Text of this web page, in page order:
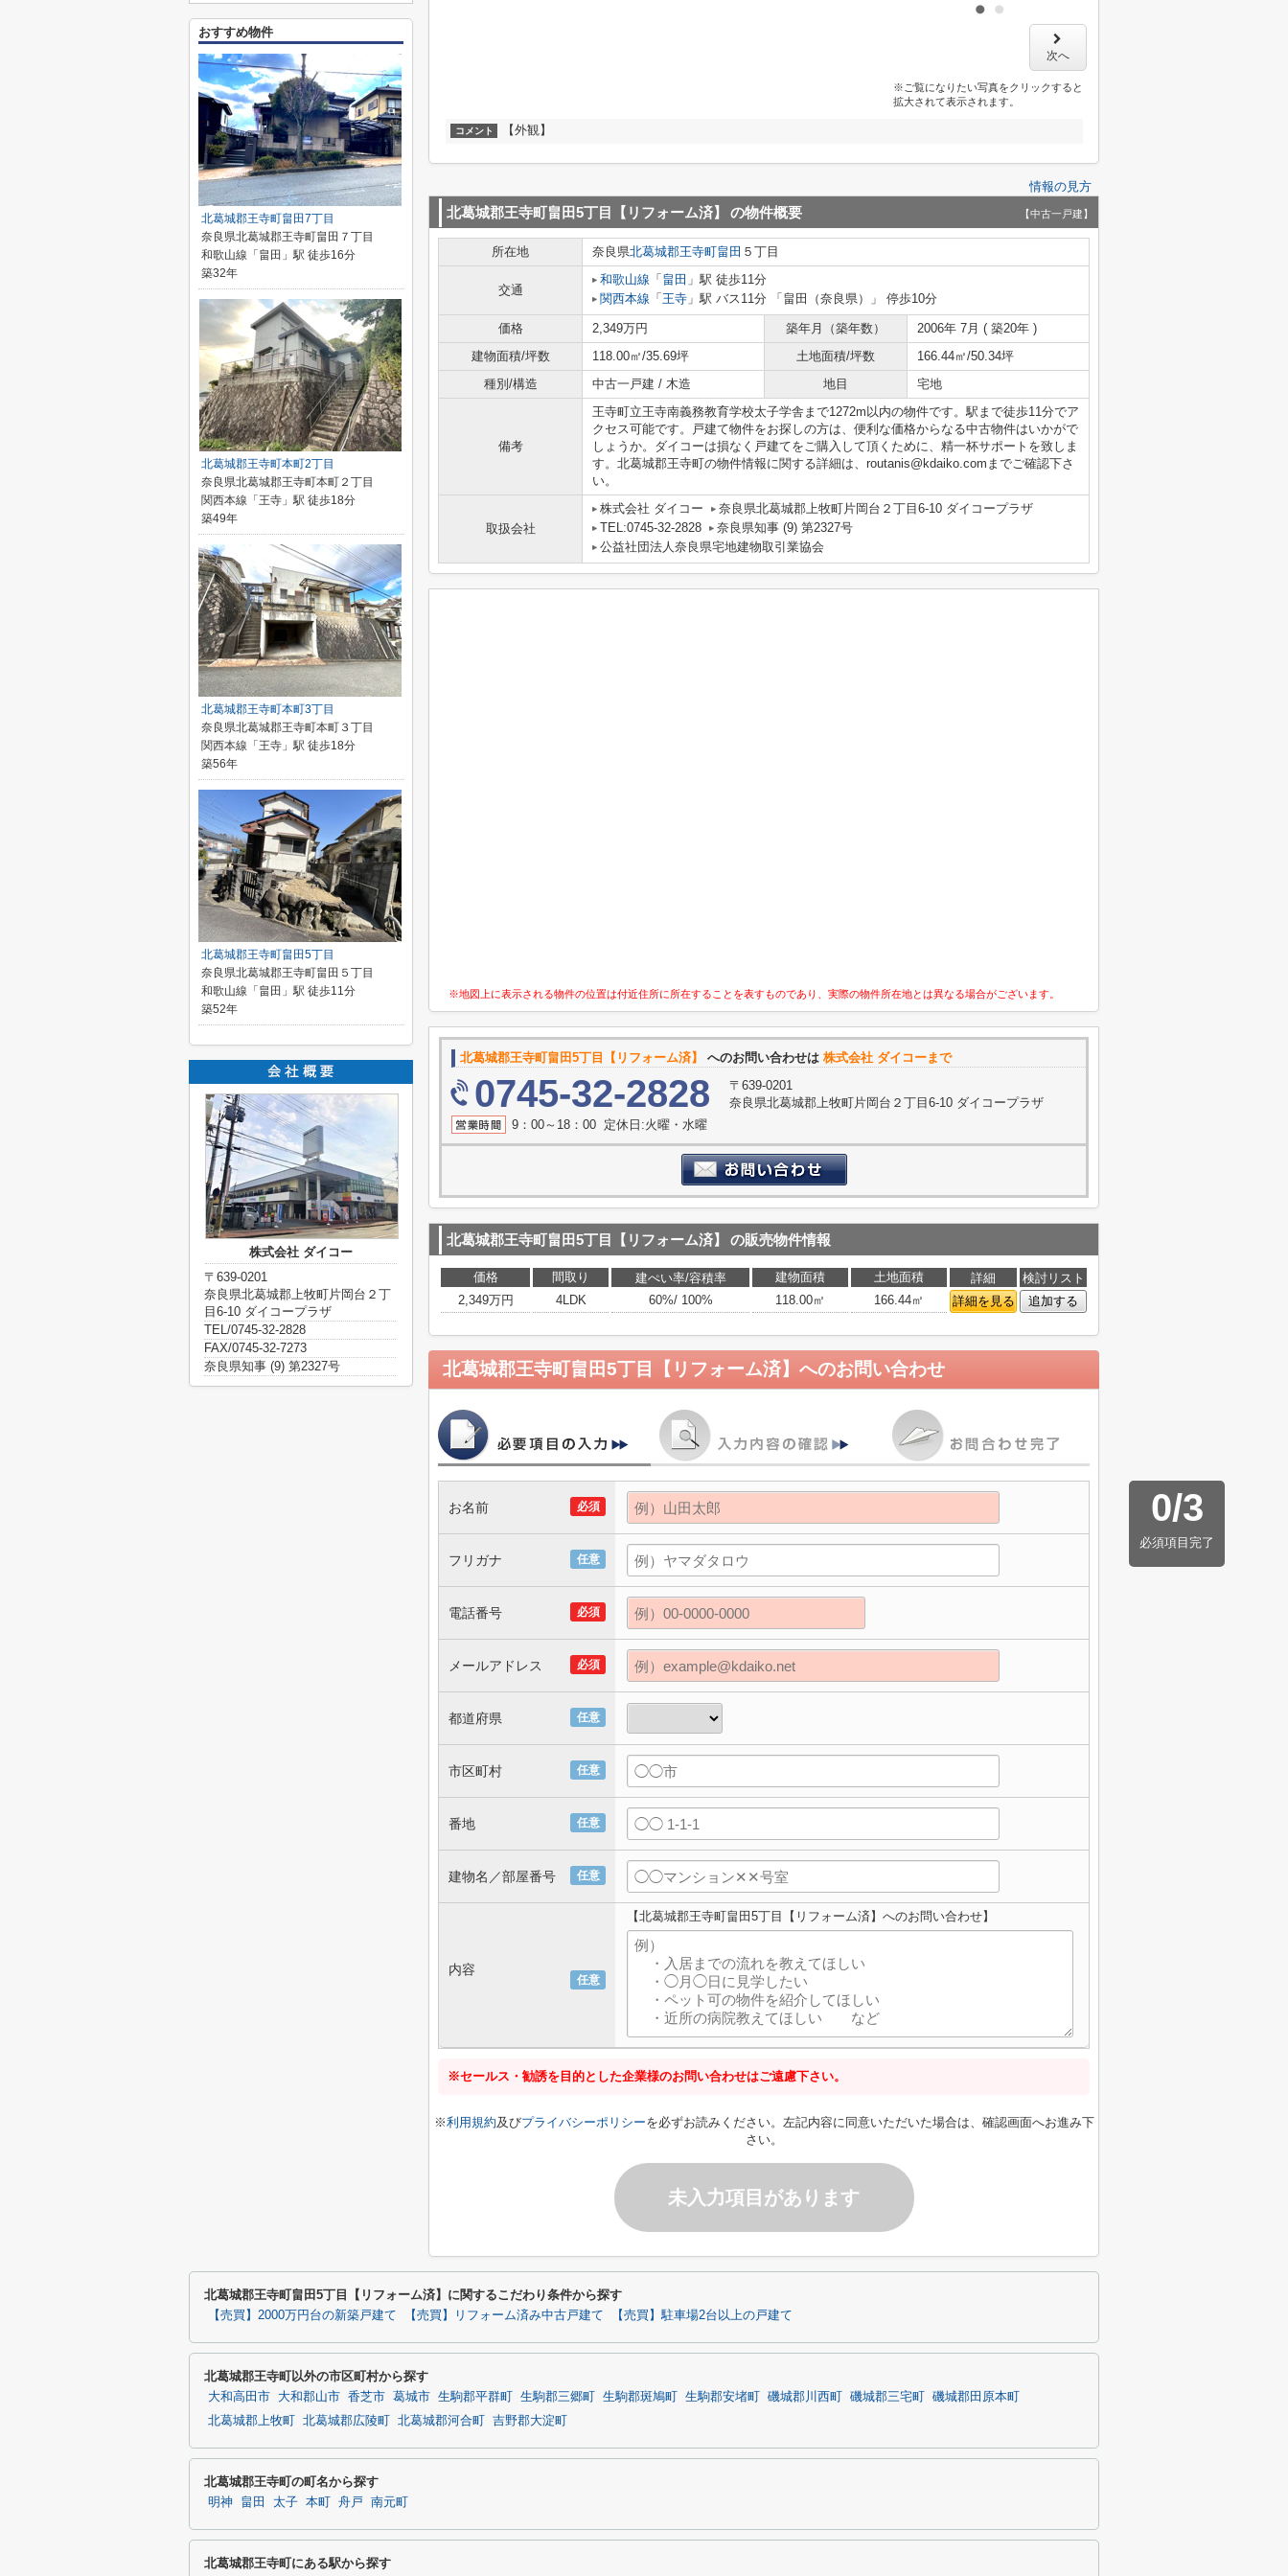
次へ
※ご覧になりたい写真をクリックすると
拡大されて表示されます。
コメント 【外観】
情報の見方
北葛城郡王寺町畠田5丁目【リフォーム済】 の物件概要 【中古一戸建】
所在地 奈良県北葛城郡王寺町畠田 ５丁目
交通
和歌山線 「 畠田 」駅 徒歩11分
関西本線 「 王寺 」駅 バス11分 「畠田（奈良県）」 停歩10分
価格 2,349万円 築年月（築年数）
2006年 7月 ( 築20年 )
建物面積/坪数
118.00㎡/35.69坪 土地面積/坪数
166.44㎡/50.34坪
種別/構造
中古一戸建 / 木造 地目 宅地
備考
王寺町立王寺南義務教育学校太子学舎まで1272m以内の物件です。駅まで徒歩11分でア
クセス可能です。戸建て物件をお探しの方は、便利な価格からなる中古物件はいかがで
しょうか。ダイコーは損なく戸建てをご購入して頂くために、精一杯サポートを致しま
す。北葛城郡王寺町の物件情報に関する詳細は、routanis@kdaiko.comまでご確認下さ
い。
取扱会社
株式会社 ダイコー
奈良県北葛城郡上牧町片岡台２丁目6-10 ダイコープラザ
TEL:0745-32-2828
奈良県知事 (9) 第2327号
公益社団法人奈良県宅地建物取引業協会
※地図上に表示される物件の位置は付近住所に所在することを表すものであり、実際の物件所在地とは異なる場合がございます。
北葛城郡王寺町畠田5丁目【リフォーム済】 へのお問い合わせは 株式会社 ダイコーまで
0745-32-2828
〒639-0201
奈良県北葛城郡上牧町片岡台２丁目6-10 ダイコープラザ
9：00～18：00 定休日:火曜・水曜
北葛城郡王寺町畠田5丁目【リフォーム済】 の販売物件情報
価格 間取り 建ぺい率/容積率 建物面積 土地面積 詳細
検討リスト
2,349万円
4LDK 60%/ 100% 118.00㎡ 166.44㎡ 詳細を見る 追加する
北葛城郡王寺町畠田5丁目【リフォーム済】 へのお問い合わせ
0/3
必須項目完了
必須
お名前
任意
フリガナ
必須
電話番号
必須
メールアドレス
任意
都道府県
任意
市区町村
任意
番地
任意
建物名／部屋番号
任意
内容
【北葛城郡王寺町畠田5丁目【リフォーム済】へのお問い合わせ】
※セールス・勧誘を目的とした企業様のお問い合わせはご遠慮下さい。
※利用規約及びプライバシーポリシーを必ずお読みください。左記内容に同意いただいた場合は、確認画面へお進み下
さい。
未入力項目があります
おすすめ物件
北葛城郡王寺町畠田7丁目
奈良県北葛城郡王寺町畠田７丁目
和歌山線「畠田」駅 徒歩16分
築32年
北葛城郡王寺町本町2丁目
奈良県北葛城郡王寺町本町２丁目
関西本線「王寺」駅 徒歩18分
築49年
北葛城郡王寺町本町3丁目
奈良県北葛城郡王寺町本町３丁目
関西本線「王寺」駅 徒歩18分
築56年
北葛城郡王寺町畠田5丁目
奈良県北葛城郡王寺町畠田５丁目
和歌山線「畠田」駅 徒歩11分
築52年
株式会社 ダイコー
〒639-0201
奈良県北葛城郡上牧町片岡台２丁
目6-10 ダイコープラザ
TEL/0745-32-2828
FAX/0745-32-7273
奈良県知事 (9) 第2327号
北葛城郡王寺町畠田5丁目【リフォーム済】に関するこだわり条件から探す
【売買】2000万円台の新築戸建て 【売買】リフォーム済み中古戸建て 【売買】駐車場2台以上の戸建て
北葛城郡王寺町以外の市区町村から探す
大和高田市 大和郡山市 香芝市 葛城市 生駒郡平群町 生駒郡三郷町 生駒郡斑鳩町 生駒郡安堵町 磯城郡川西町 磯城郡三宅町
磯城郡田原本町
北葛城郡上牧町
北葛城郡広陵町 北葛城郡河合町 吉野郡大淀町
北葛城郡王寺町の町名から探す
明神 畠田 太子 本町 舟戸 南元町
北葛城郡王寺町にある駅から探す